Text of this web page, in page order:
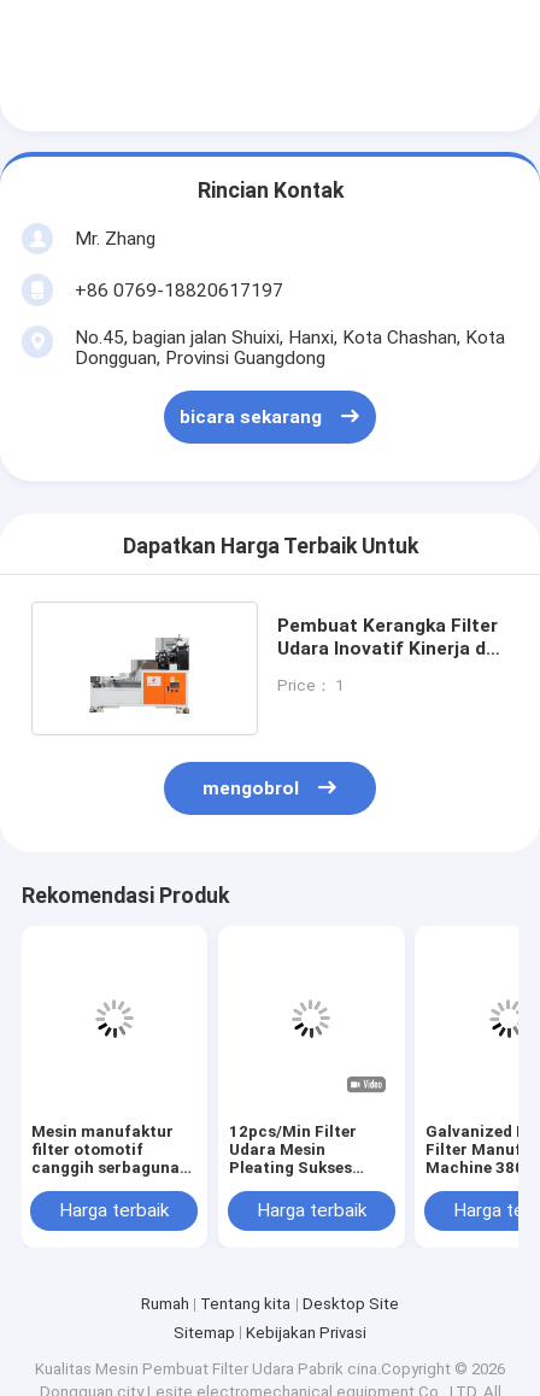
Rincian Kontak
Mr. Zhang
+86 0769-18820617197
No.45, bagian jalan Shuixi, Hanxi, Kota Chashan, Kota
Dongguan, Provinsi Guangdong
bicara sekarang
Dapatkan Harga Terbaik Untuk
Pembuat Kerangka Filter
Udara Inovatif Kinerja dan
Tinggi
Price： 1
mengobrol
Rekomendasi Produk
Mesin manufaktur
filter otomotif
canggih serbaguna
disesuaikan
Harga terbaik
12pcs/Min Filter
Udara Mesin
Pleating Sukses
Produksi
Harga terbaik
Galvanized
Filter
Machine 380V
Produktivitas
Harga
Rumah Tentang kita
Desktop Site
Sitemap
Kebijakan Privasi
Kualitas Mesin Pembuat Filter Udara Pabrik cina.Copyright © 2026
Dongguan city Lesite electromechanical equipment Co., LTD. All